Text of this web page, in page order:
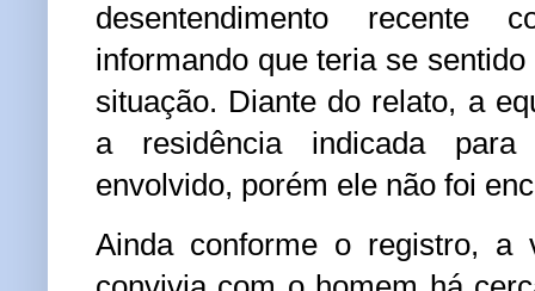
desentendimento recente
informando que teria se
situação. Diante do relato, a
a residência indicada
envolvido, porém ele não foi
Ainda conforme o registro, a